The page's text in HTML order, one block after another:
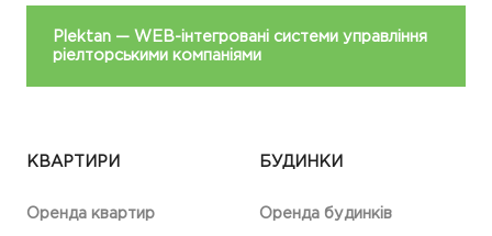
Plektan — WEB-інтегровані системи управління
ріелторськими компаніями
КВАРТИРИ
Оренда квартир
БУДИНКИ
Оренда будинків